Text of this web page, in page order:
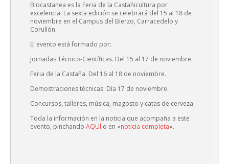
Biocastanea es la Feria de la Castañicultura por
excelencia. La sexta edición se celebrará del 15 al 18 de
noviembre en el Campus del Bierzo, Carracedelo y
Corullón.
El evento está formado por:
Jornadas Técnico-Científicas. Del 15 al 17 de noviembre.
Feria de la Castaña. Del 16 al 18 de noviembre.
Demostraciones técnicas. Día 17 de noviembre.
Concursos, talleres, música, magosto y catas de cerveza.
Toda la información en la noticia que acompaña a este
evento, pinchando AQUÍ o en «noticia completa«.